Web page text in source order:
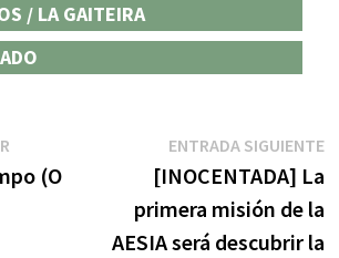
/ LA GAITEIRA
Entrada
anterior:
(O
ENTRADA SIGUIENTE
[INOCENTADA] La
primera misión de la
AESIA será descubrir la